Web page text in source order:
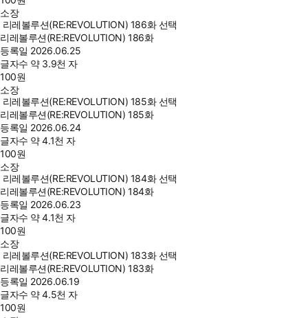
소장
리레볼루션(RE:REVOLUTION) 186화 선택
리레볼루션(RE:REVOLUTION) 186화
등록일 2026.06.25
글자수 약 3.9천 자
100원
소장
리레볼루션(RE:REVOLUTION) 185화 선택
리레볼루션(RE:REVOLUTION) 185화
등록일 2026.06.24
글자수 약 4.1천 자
100원
소장
리레볼루션(RE:REVOLUTION) 184화 선택
리레볼루션(RE:REVOLUTION) 184화
등록일 2026.06.23
글자수 약 4.1천 자
100원
소장
리레볼루션(RE:REVOLUTION) 183화 선택
리레볼루션(RE:REVOLUTION) 183화
등록일 2026.06.19
글자수 약 4.5천 자
100원